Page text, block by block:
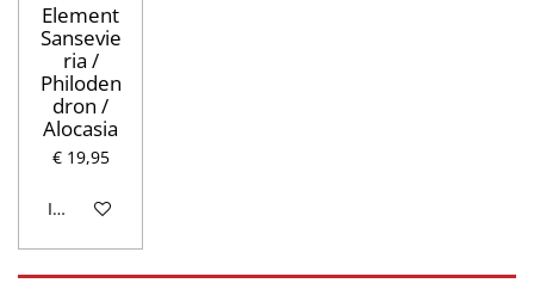
Element
Sansevie
ria /
Philoden
dron /
Alocasia
€ 19,95
In winkelwagen